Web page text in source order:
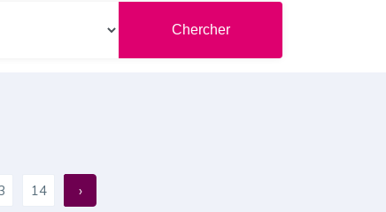
Chercher
14 ›